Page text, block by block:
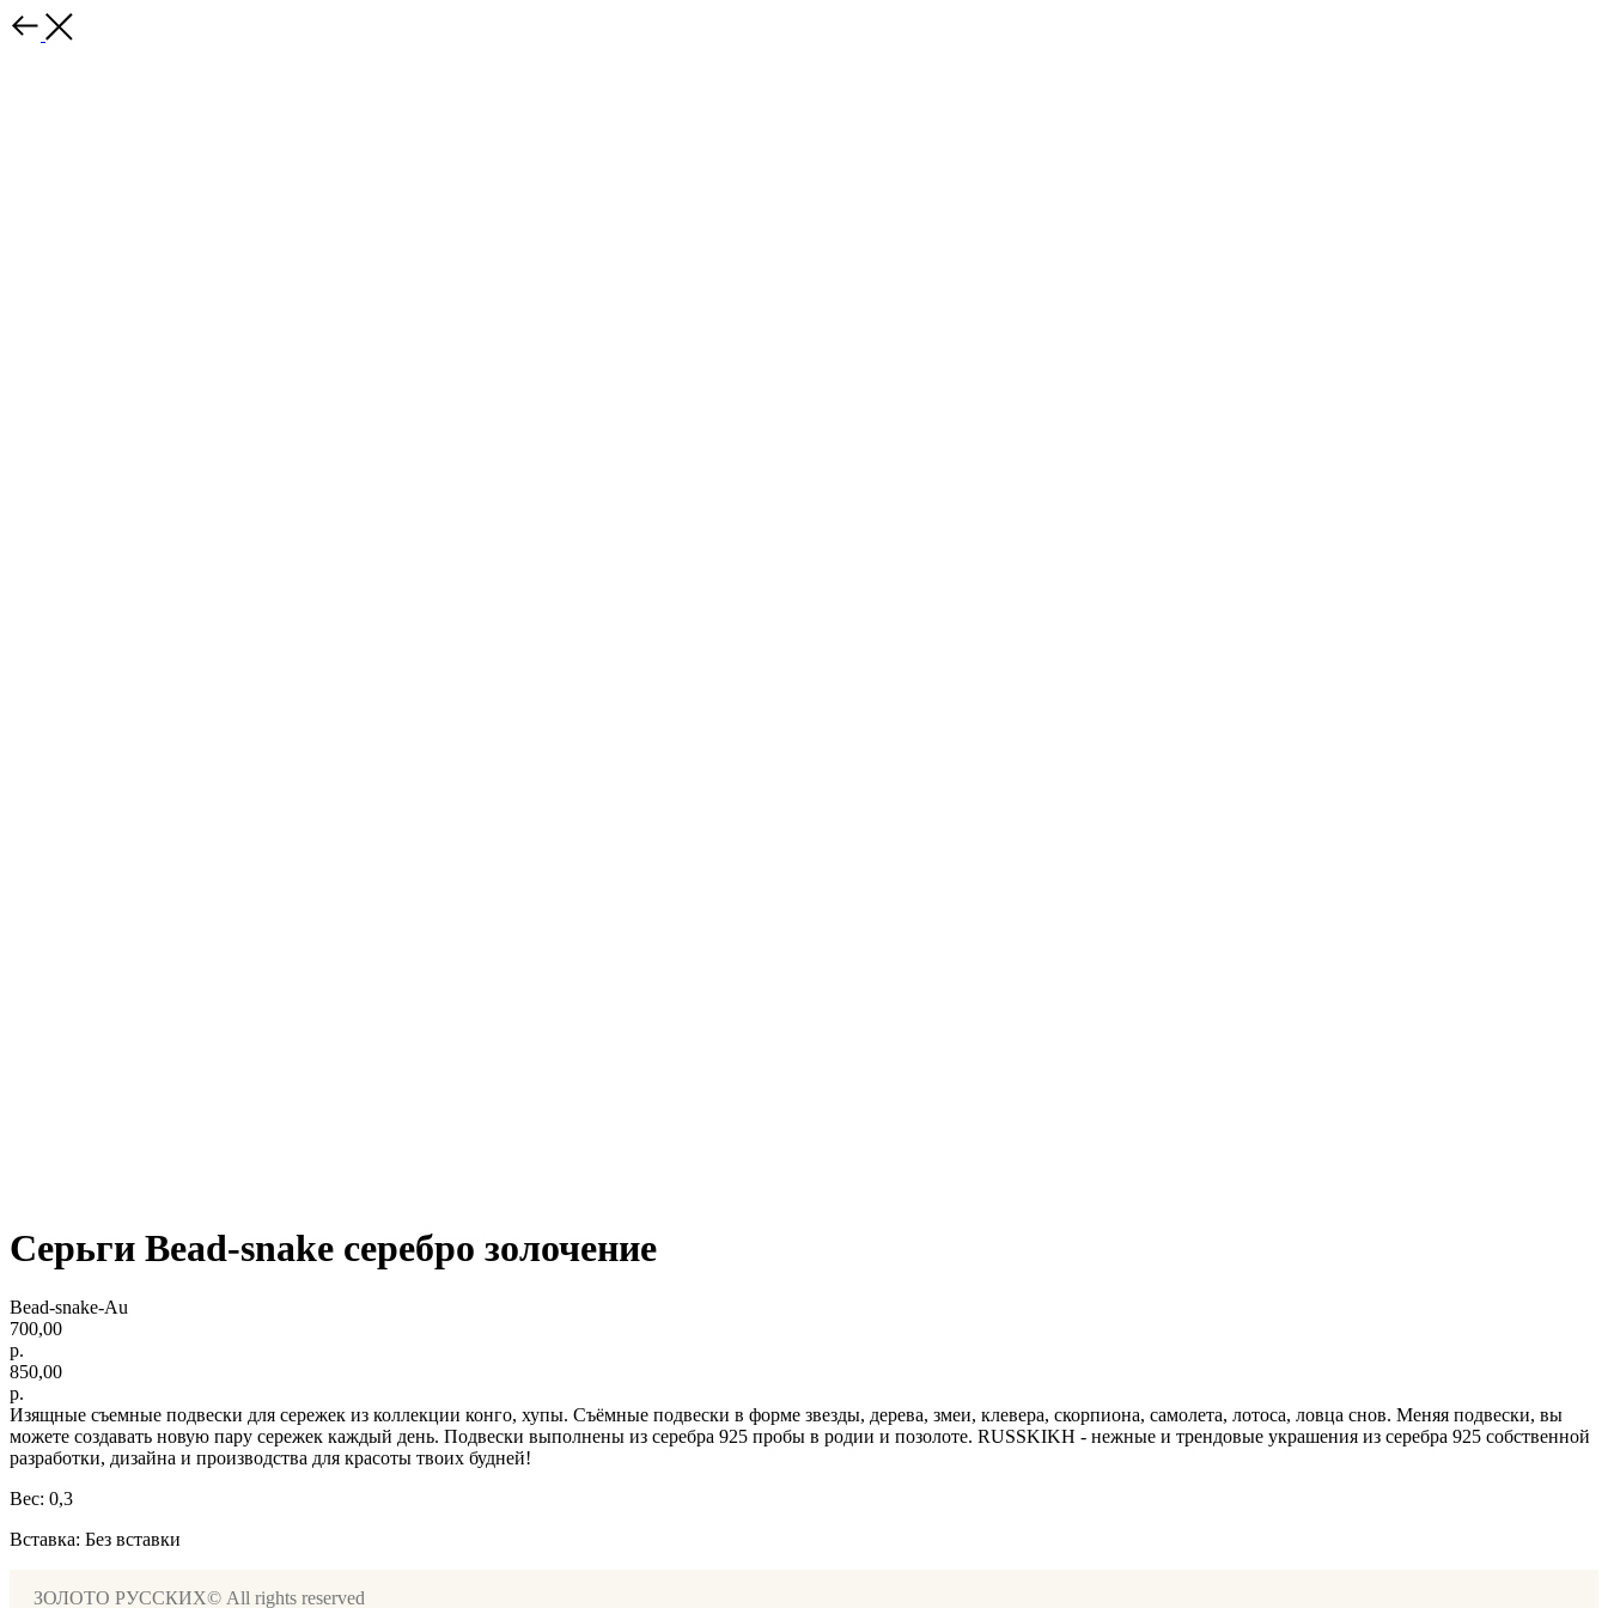
Серьги Bead-snake серебро золочение
Bead-snake-Au
700,00
р.
850,00
р.
Изящные съемные подвески для сережек из коллекции конго, хупы. Съёмные подвески в форме звезды, дерева, змеи, клевера, скорпиона, самолета, лотоса, ловца снов. Меняя подвески, вы
можете создавать новую пару сережек каждый день. Подвески выполнены из серебра 925 пробы в родии и позолоте. RUSSKIKH - нежные и трендовые украшения из серебра 925 собственной
разработки, дизайна и производства для красоты твоих будней!
Вес: 0,3
Вставка: Без вставки
ЗОЛОТО РУССКИХ© All rights reserved